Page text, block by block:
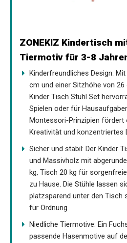
ZONEKIZ Kindertisch
Tiermotiv für 3-8
Kinderfreundliches Design:
cm und einer Sitzhöhe von
Kinder Tisch Stuhl Set
Spielen oder für
Montessori-Prinzipien fördert
Kreativität und konzentriertes
Sicher und stabil: Der Kinder
und Massivholz mit
kg, Tisch 20 kg für
zu Hause. Die Stühle lassen
platzsparend unter den Tisch
für Ordnung
Niedliche Tiermotive: Ein
passende Hasenmotive auf